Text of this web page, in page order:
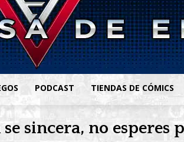
PODCAST TIENDAS DE CÓMICS
sincera, no esperes